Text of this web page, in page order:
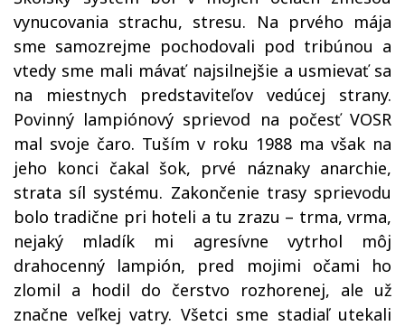
vynucovania strachu, stresu. Na prvého mája
sme samozrejme pochodovali pod tribúnou a
vtedy sme mali mávať najsilnejšie a usmievať sa
na miestnych predstaviteľov vedúcej strany.
Povinný lampiónový sprievod na počesť VOSR
mal svoje čaro. Tuším v roku 1988 ma však na
jeho konci čakal šok, prvé náznaky anarchie,
strata síl systému. Zakončenie trasy sprievodu
bolo tradične pri hoteli a tu zrazu – trma, vrma,
nejaký mladík mi agresívne vytrhol môj
drahocenný lampión, pred mojimi očami ho
zlomil a hodil do čerstvo rozhorenej, ale už
značne veľkej vatry. Všetci sme stadiaľ utekali